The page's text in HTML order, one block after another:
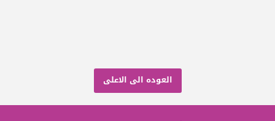
العوده الى الاعلى